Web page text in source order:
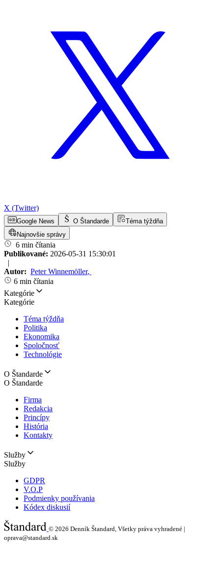
X (Twitter)
Google News O Štandarde
Téma týždňa
Najnovšie správy
6 min čítania
Publikované: 2026-05-31 15:30:01
|
Autor: Peter Winnemöller,
6 min čítania
Kategórie
Kategórie
Téma týždňa
Politika
Ekonomika
Spoločnosť
Technológie
O Štandarde
O Štandarde
Firma
Redakcia
Princípy
História
Kontakty
Služby
Služby
GDPR
V.O.P
Podmienky používania
Kódex diskusií
© 2026 Denník Štandard, Všetky práva vyhradené |
oprava@standard.sk